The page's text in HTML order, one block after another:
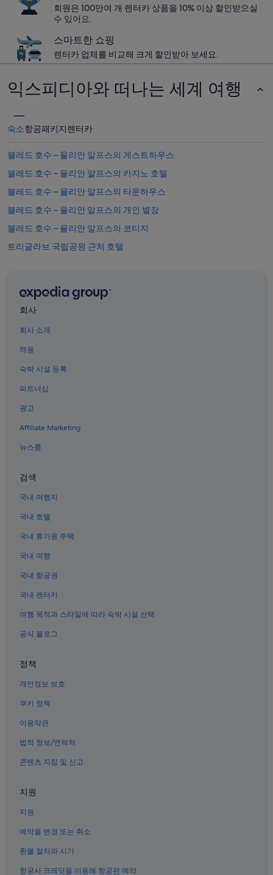
회원은 100만여 개 렌터카 상품을 10% 이상 할인받으실
수 있어요.
스마트한 쇼핑
렌터카 업체를 비교해 크게 할인받아 보세요.
익스피디아와 떠나는 세계 여행
숙소항공패키지렌터카
블레드 호수 – 율리안 알프스의 게스트하우스
블레드 호수 – 율리안 알프스의 카지노 호텔
블레드 호수 – 율리안 알프스의 타운하우스
블레드 호수 – 율리안 알프스의 개인 별장
블레드 호수 – 율리안 알프스의 코티지
트리글라브 국립공원 근처 호텔
블레드 호수 – 율리안 알프스의 온수 욕조가 있는 호텔
블레드 호수 – 율리안 알프스의 펜션
블레드 호수 – 율리안 알프스의 캐러밴 파크
블레드 호수 – 율리안 알프스의 콘도
블레드 호수 – 율리안 알프스의 4성급 호텔
블레드 호수 – 율리안 알프스의 저렴한 호텔
블레드 호수 – 율리안 알프스의 골프 호텔
블레드 호수 – 율리안 알프스의 캐빈
스타라 푸지나 호텔
블레드 호수 – 율리안 알프스의 5성급 호텔
블레드 호수 – 율리안 알프스의 해변 호텔
블레드 호수 – 율리안 알프스의 수영장이 있는 호텔
보히니 호수 근처 호텔
블레드 호수 – 율리안 알프스의 샬레
회사
회사 소개
채용
숙박 시설 등록
파트너십
광고
Affiliate Marketing
뉴스룸
검색
국내 여행지
국내 호텔
국내 휴가용 주택
국내 여행
국내 항공권
국내 렌터카
여행 목적과 스타일에 따라 숙박 시설 선택
공식 블로그
정책
개인정보 보호
쿠키 정책
이용약관
법적 정보/연락처
콘텐츠 지침 및 신고
지원
지원
예약을 변경 또는 취소
환불 절차와 시기
항공사 크레딧을 이용해 항공편 예약